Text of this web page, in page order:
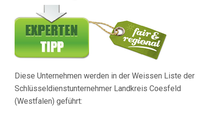
Diese Unternehmen werden in der Weissen Liste der
Schlüsseldienstunternehmer Landkreis Coesfeld
(Westfalen) geführt: